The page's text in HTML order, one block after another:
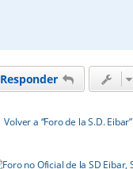
Responder
Volver a “Foro de la S.D. Eibar”